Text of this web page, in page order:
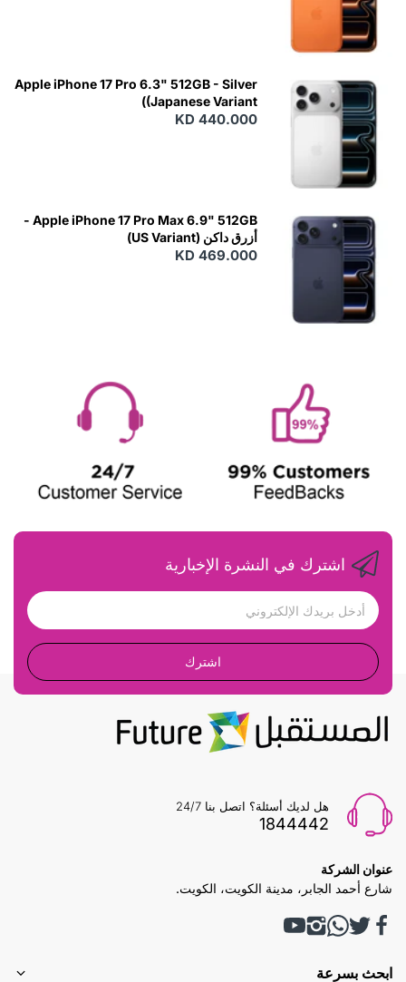
Apple iPhone 17 Pro 6.3" 512GB - Silver
(Japanese Variant)
KD 440.000
Apple iPhone 17 Pro Max 6.9" 512GB -
أزرق داكن (US Variant)
KD 469.000
اشترك في النشرة الإخبارية
اشترك
هل لديك أسئلة؟ اتصل بنا 24/7
1844442
عنوان الشركة
شارع أحمد الجابر، مدينة الكويت، الكويت.
ابحث بسرعة